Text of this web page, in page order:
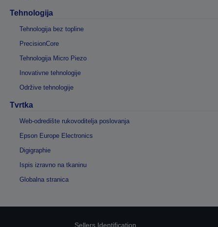
Tehnologija
Tehnologija bez topline
PrecisionCore
Tehnologija Micro Piezo
Inovativne tehnologije
Održive tehnologije
Tvrtka
Web-odredište rukovoditelja poslovanja
Epson Europe Electronics
Digigraphie
Ispis izravno na tkaninu
Globalna stranica
Sellers Identification